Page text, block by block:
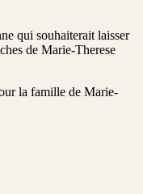
qui souhaiterait laisser
de Marie-Therese
la famille de Marie-